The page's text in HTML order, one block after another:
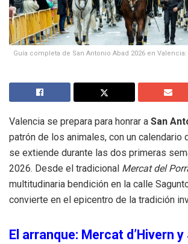
Guía completa de San Antonio Abad 2026 en
Valencia se prepara para honrar a San
patrón de los animales, con un calendario
se extiende durante las dos primeras
2026. Desde el tradicional Mercat del
multitudinaria bendición en la calle
convierte en el epicentro de la tradición
El arranque: Mercat d’Hivern